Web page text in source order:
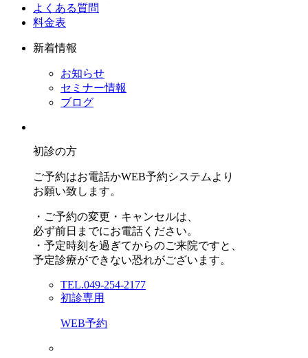
よくある質問
料金表
新着情報
お知らせ
セミナー情報
ブログ
初診の方
ご予約はお電話かWEB予約システムより
お願い致します。
・ご予約の変更・キャンセルは、
必ず前日までにお電話ください。
・予定時刻を過ぎてからのご来院ですと、
予定診療ができない恐れがございます。
TEL.049-254-2177
初診専用
WEB予約